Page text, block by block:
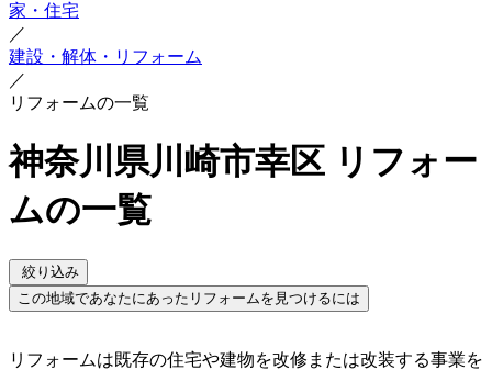
家・住宅
／
建設・解体・リフォーム
／
リフォームの一覧
神奈川県川崎市幸区 リフォー
ムの一覧
絞り込み
この地域であなたにあったリフォームを見つけるには
リフォームは既存の住宅や建物を改修または改装する事業を